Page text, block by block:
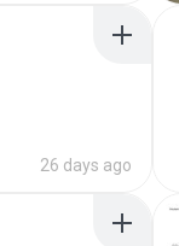
26 days ago